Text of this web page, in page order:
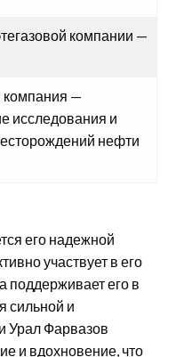
компании —
компания —
исследования и
нефти
его надежной
участвует в его
поддерживает его в
сильной и
Урал Фарвазов
и вдохновение, что